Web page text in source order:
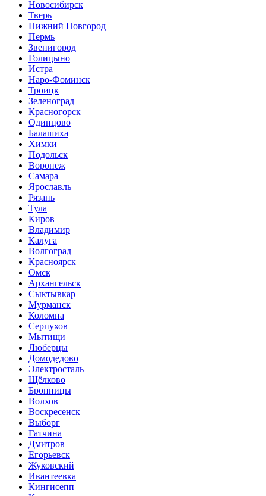
Новосибирск
Тверь
Нижний Новгород
Пермь
Звенигород
Голицыно
Истра
Наро-Фоминск
Троицк
Зеленоград
Красногорск
Одинцово
Балашиха
Химки
Подольск
Воронеж
Самара
Ярославль
Рязань
Тула
Киров
Владимир
Калуга
Волгоград
Красноярск
Омск
Архангельск
Сыктывкар
Мурманск
Коломна
Серпухов
Мытищи
Люберцы
Домодедово
Электросталь
Щёлково
Бронницы
Волхов
Воскресенск
Выборг
Гатчина
Дмитров
Егорьевск
Жуковский
Ивантеевка
Кингисепп